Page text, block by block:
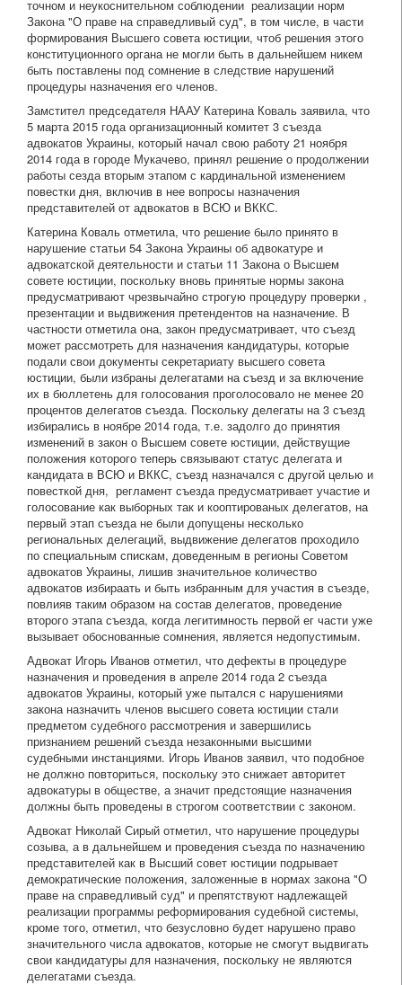
точном и неукоснительном соблюдении реализации норм
Закона "О праве на справедливый суд", в том числе, в части
формирования Высшего совета юстиции, чтоб решения этого
конституционного органа не могли быть в дальнейшем никем
быть поставлены под сомнение в следствие нарушений
процедуры назначения его членов.
Замстител председателя НААУ Катерина Коваль заявила, что
5 марта 2015 года организационный комитет 3 съезда
адвокатов Украины, который начал свою работу 21 ноября
2014 года в городе Мукачево, принял решение о продолжении
работы сезда вторым этапом с кардинальной изменением
повестки дня, включив в нее вопросы назначения
представителей от адвокатов в ВСЮ и ВККС.
Катерина Коваль отметила, что решение было принято в
нарушение статьи 54 Закона Украины об адвокатуре и
адвокатской деятельности и статьи 11 Закона о Высшем
совете юстиции, поскольку вновь принятые нормы закона
предусматривают чрезвычайно строгую процедуру проверки ,
презентации и выдвижения претендентов на назначение. В
частности отметила она, закон предусматривает, что съезд
может рассмотреть для назначения кандидатуры, которые
подали свои документы секретариату высшего совета
юстиции, были избраны делегатами на съезд и за включение
их в бюллетень для голосования проголосовало не менее 20
процентов делегатов съезда. Поскольку делегаты на 3 съезд
избирались в ноябре 2014 года, т.е. задолго до принятия
изменений в закон о Высшем совете юстиции, действущие
положения которого теперь связывают статус делегата и
кандидата в ВСЮ и ВККС, съезд назначался с другой целью и
повесткой дня, регламент съезда предусматривает участие и
голосование как выборных так и кооптированых делегатов, на
первый этап съезда не были допущены несколько
региональных делегаций, выдвижение делегатов проходило
по специальным спискам, доведенным в регионы Советом
адвокатов Украины, лишив значительное количество
адвокатов избираать и быть избранным для участия в съезде,
повлияв таким образом на состав делегатов, проведение
второго этапа съезда, когда легитимность первой ег части уже
вызывает обоснованные сомнения, является недопустимым.
Адвокат Игорь Иванов отметил, что дефекты в процедуре
назначения и проведения в апреле 2014 года 2 съезда
адвокатов Украины, который уже пытался с нарушениями
закона назначить членов высшего совета юстиции стали
предметом судебного рассмотрения и завершились
признанием решений съезда незаконными высшими
судебными инстанциями. Игорь Иванов заявил, что подобное
не должно повториться, поскольку это снижает авторитет
адвокатуры в обществе, а значит предстоящие назначения
должны быть проведены в строгом соответствии с законом.
Адвокат Николай Сирый отметил, что нарушение процедуры
созыва, а в дальнейшем и проведения съезда по назначению
представителей как в Высший совет юстиции подрывает
демократические положения, заложенные в нормах закона "О
праве на справедливый суд" и препятствуют надлежащей
реализации программы реформирования судебной системы,
кроме того, отметил, что безусловно будет нарушено право
значительного числа адвокатов, которые не смогут выдвигать
свои кандидатуры для назначения, поскольку не являются
делегатами съезда.